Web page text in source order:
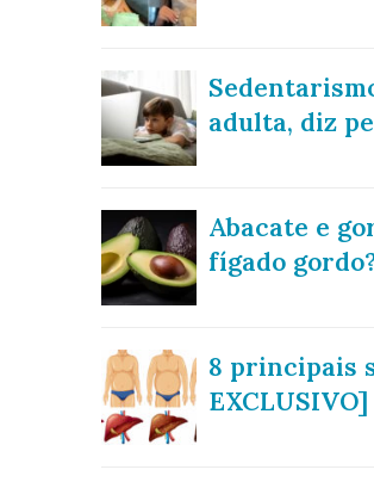
adulta, diz
Abacate e
fígado
8 principais
EXCLUSIVO]